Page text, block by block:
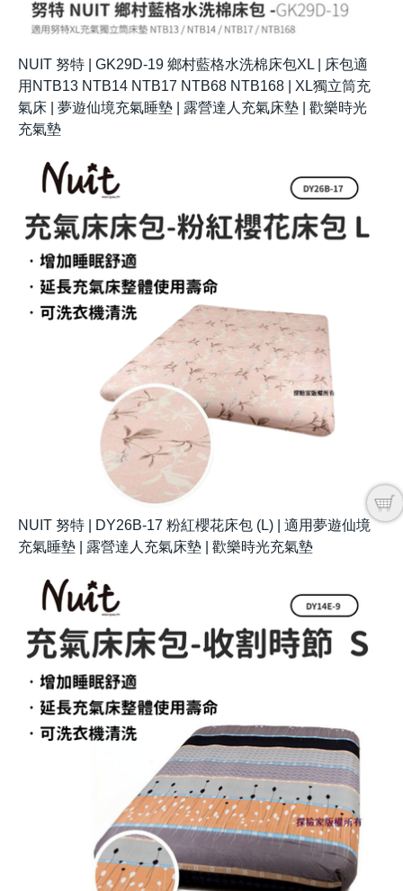
NUIT 努特 | GK29D-19 鄉村藍格水洗棉床包XL | 床包適
用NTB13 NTB14 NTB17 NTB68 NTB168 | XL獨立筒充
氣床 | 夢遊仙境充氣睡墊 | 露營達人充氣床墊 | 歡樂時光
充氣墊
NUIT 努特 | DY26B-17 粉紅櫻花床包 (L) | 適用夢遊仙境
充氣睡墊 | 露營達人充氣床墊 | 歡樂時光充氣墊